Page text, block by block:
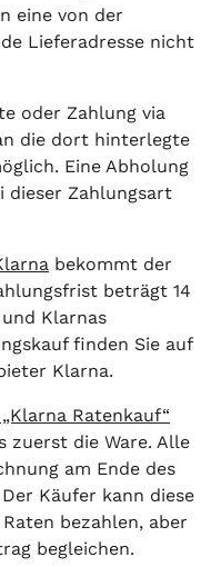
eine von der
Lieferadresse nicht
oder Zahlung via
die dort hinterlegte
Eine Abholung
dieser Zahlungsart
bekommt der
beträgt 14
Klarnas
finden Sie auf
Klarna.
Ratenkauf“
zuerst die Ware. Alle
am Ende des
Käufer kann diese
bezahlen, aber
begleichen.